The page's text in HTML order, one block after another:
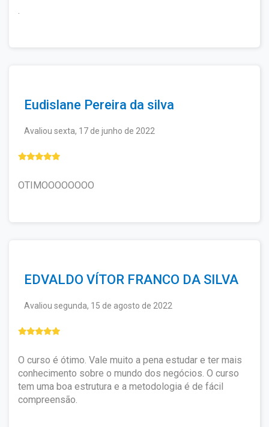
.
Eudislane Pereira da silva
Avaliou sexta, 17 de junho de 2022
OTIMOOOOOOOO
EDVALDO VÍTOR FRANCO DA SILVA
Avaliou segunda, 15 de agosto de 2022
O curso é ótimo. Vale muito a pena estudar e ter mais
conhecimento sobre o mundo dos negócios. O curso
tem uma boa estrutura e a metodologia é de fácil
compreensão.